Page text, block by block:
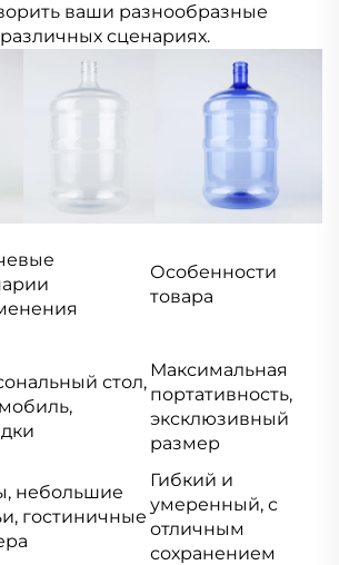
ваши разнообразные
сценариях.
Особенности
товара
стол,
Максимальная
портативность,
эксклюзивный
размер
небольшие
гостиничные
Гибкий и
умеренный, с
отличным
сохранением